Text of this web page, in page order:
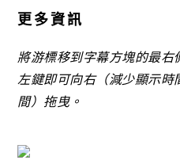
更多資訊
將游標移到字幕方塊的最
左鍵即可向右（減少顯示時
間）拖曳。